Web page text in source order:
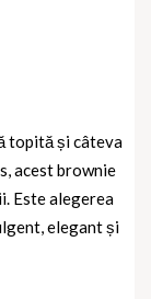
topită și câteva
acest brownie
Este alegerea
elegant și